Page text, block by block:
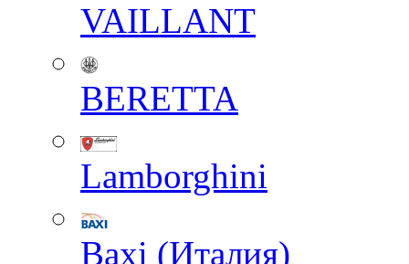
VAILLANT
BERETTA
Lamborghini
Baxi (Италия)